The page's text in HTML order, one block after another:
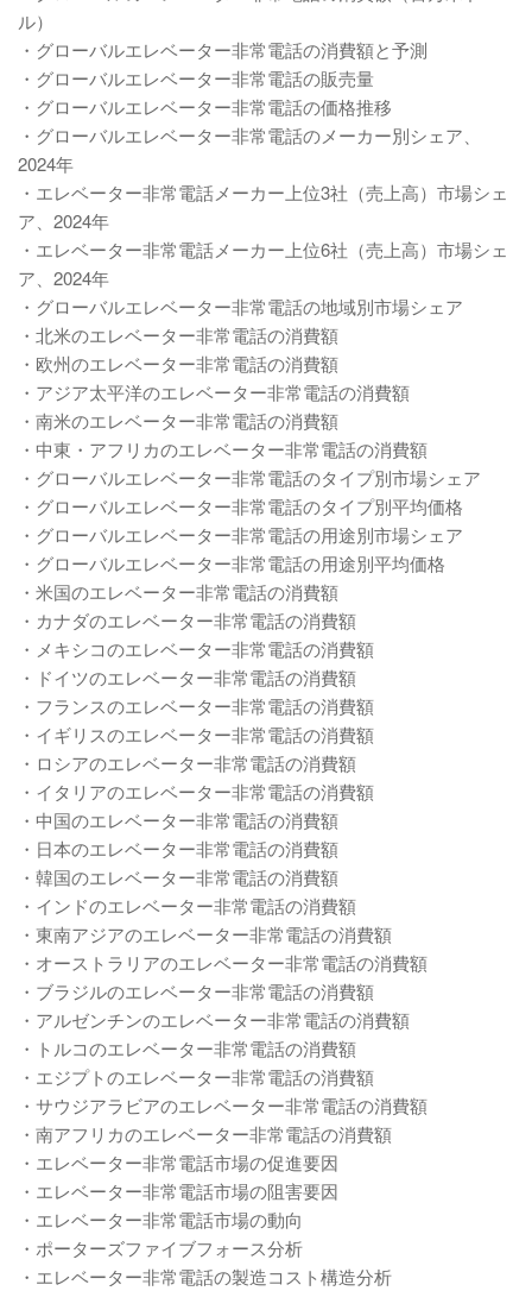
ル）
・グローバルエレベーター非常電話の消費額と予測
・グローバルエレベーター非常電話の販売量
・グローバルエレベーター非常電話の価格推移
・グローバルエレベーター非常電話のメーカー別シェア、
2024年
・エレベーター非常電話メーカー上位3社（売上高）市場シェ
ア、2024年
・エレベーター非常電話メーカー上位6社（売上高）市場シェ
ア、2024年
・グローバルエレベーター非常電話の地域別市場シェア
・北米のエレベーター非常電話の消費額
・欧州のエレベーター非常電話の消費額
・アジア太平洋のエレベーター非常電話の消費額
・南米のエレベーター非常電話の消費額
・中東・アフリカのエレベーター非常電話の消費額
・グローバルエレベーター非常電話のタイプ別市場シェア
・グローバルエレベーター非常電話のタイプ別平均価格
・グローバルエレベーター非常電話の用途別市場シェア
・グローバルエレベーター非常電話の用途別平均価格
・米国のエレベーター非常電話の消費額
・カナダのエレベーター非常電話の消費額
・メキシコのエレベーター非常電話の消費額
・ドイツのエレベーター非常電話の消費額
・フランスのエレベーター非常電話の消費額
・イギリスのエレベーター非常電話の消費額
・ロシアのエレベーター非常電話の消費額
・イタリアのエレベーター非常電話の消費額
・中国のエレベーター非常電話の消費額
・日本のエレベーター非常電話の消費額
・韓国のエレベーター非常電話の消費額
・インドのエレベーター非常電話の消費額
・東南アジアのエレベーター非常電話の消費額
・オーストラリアのエレベーター非常電話の消費額
・ブラジルのエレベーター非常電話の消費額
・アルゼンチンのエレベーター非常電話の消費額
・トルコのエレベーター非常電話の消費額
・エジプトのエレベーター非常電話の消費額
・サウジアラビアのエレベーター非常電話の消費額
・南アフリカのエレベーター非常電話の消費額
・エレベーター非常電話市場の促進要因
・エレベーター非常電話市場の阻害要因
・エレベーター非常電話市場の動向
・ポーターズファイブフォース分析
・エレベーター非常電話の製造コスト構造分析